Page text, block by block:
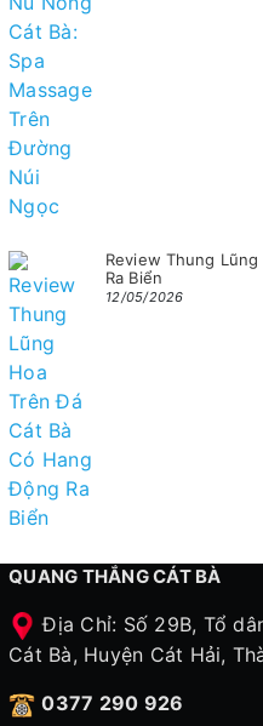
Review Thung
Ra Biển
12/05/2026
QUANG THẮNG CÁT BÀ
Địa Chỉ: Số 29B, Tổ
Cát Bà, Huyện Cát Hải,
0377 290 926